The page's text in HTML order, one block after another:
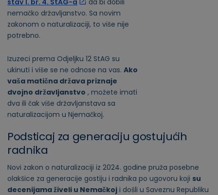
stav 1. br. 4. StAG-a
da bi dobili
nemačko državljanstvo. Sa novim
zakonom o naturalizaciji, to više nije
potrebno.
Izuzeci prema Odjeljku 12 StAG su
ukinuti i više se ne odnose na vas. Ako
vaša matična država priznaje
dvojno državljanstvo , možete imati
dva ili čak više državljanstava sa
naturalizacijom u Njemačkoj.
Podsticaj za generaciju gostujućih
radnika
Novi zakon o naturalizaciji iz 2024. godine pruža posebne
olakšice za generacije gostiju i radnika po ugovoru koji su
decenijama živeli u Nemačkoj i došli u Saveznu Republiku